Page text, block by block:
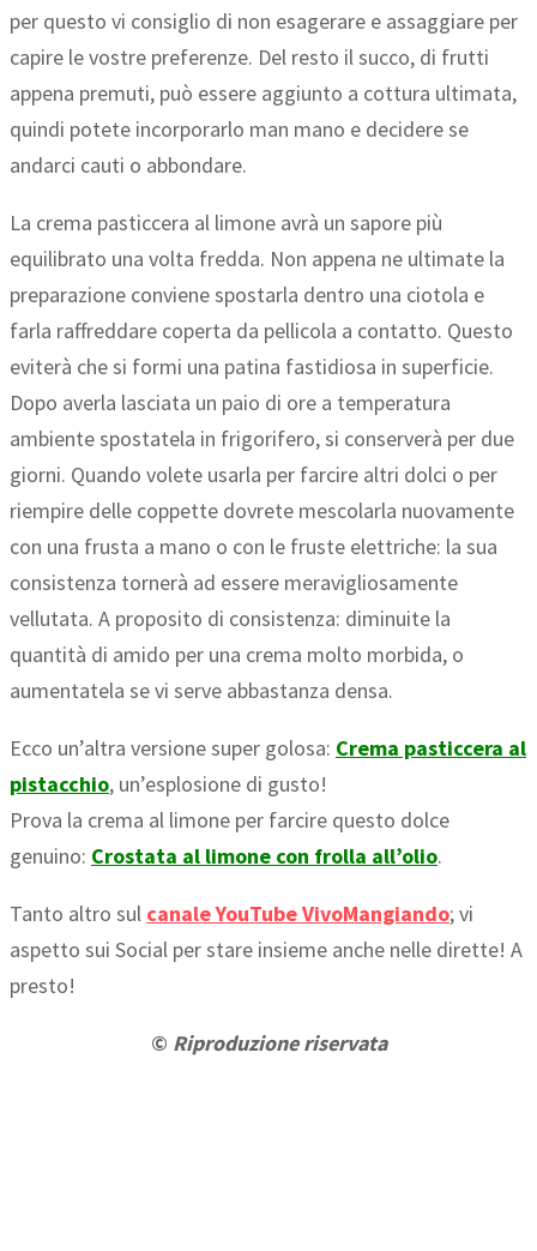
per questo vi consiglio di non esagerare e assaggiare per
capire le vostre preferenze. Del resto il succo, di frutti
appena premuti, può essere aggiunto a cottura ultimata,
quindi potete incorporarlo man mano e decidere se
andarci cauti o abbondare.
La crema pasticcera al limone avrà un sapore più
equilibrato una volta fredda. Non appena ne ultimate la
preparazione conviene spostarla dentro una ciotola e
farla raffreddare coperta da pellicola a contatto. Questo
eviterà che si formi una patina fastidiosa in superficie.
Dopo averla lasciata un paio di ore a temperatura
ambiente spostatela in frigorifero, si conserverà per due
giorni. Quando volete usarla per farcire altri dolci o per
riempire delle coppette dovrete mescolarla nuovamente
con una frusta a mano o con le fruste elettriche: la sua
consistenza tornerà ad essere meravigliosamente
vellutata. A proposito di consistenza: diminuite la
quantità di amido per una crema molto morbida, o
aumentatela se vi serve abbastanza densa.
Ecco un’altra versione super golosa: Crema pasticcera al
pistacchio, un’esplosione di gusto!
Prova la crema al limone per farcire questo dolce
genuino: Crostata al limone con frolla all’olio.
Tanto altro sul canale YouTube VivoMangiando; vi
aspetto sui Social per stare insieme anche nelle dirette! A
presto!
© Riproduzione riservata